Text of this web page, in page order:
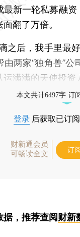
最新一轮私募融
翻了万倍。
后，我手里最好
两家“独角兽”公
满满的天使投资
本文共计6497字 订
登录 后获取已订
财新通会员
可畅读全文
订
据，推荐查阅财新